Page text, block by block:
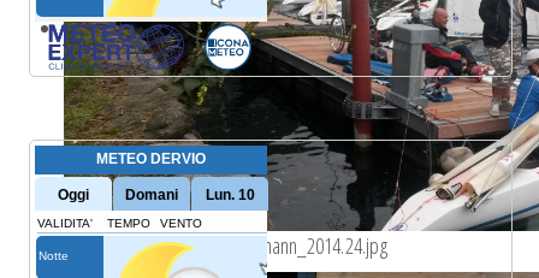
trofeo_bianchi-albrici_guldmann_2014.24.jpg